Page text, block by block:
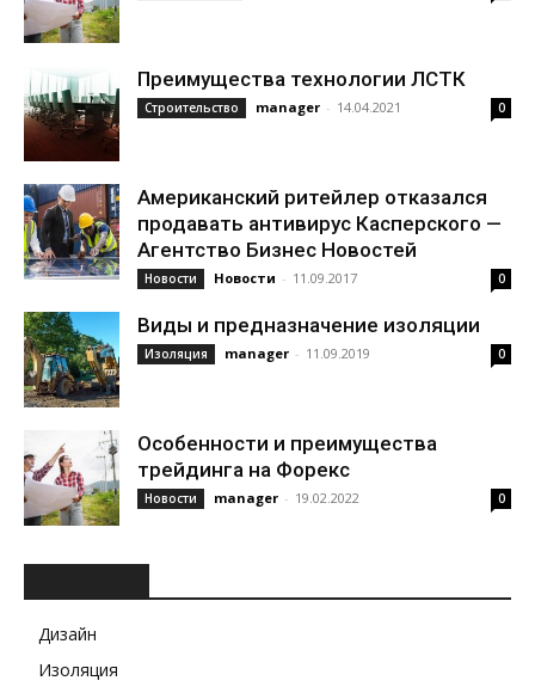
Преимущества технологии ЛСТК
Строительство manager - 14.04.2021 0
Американский ритейлер отказался
продавать антивирус Касперского —
Агентство Бизнес Новостей
Новости Новости - 11.09.2017 0
Виды и предназначение изоляции
Изоляция manager - 11.09.2019 0
Особенности и преимущества
трейдинга на Форекс
Новости manager - 19.02.2022 0
Дизайн
Изоляция